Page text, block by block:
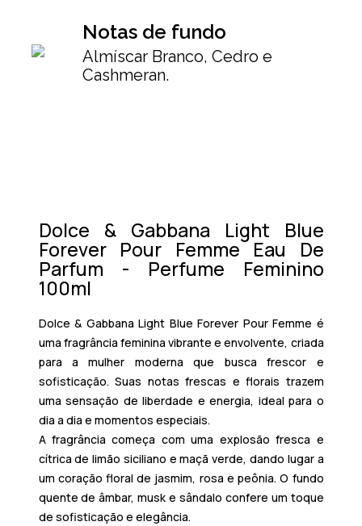
Notas de fundo
Almíscar Branco, Cedro e
Cashmeran.
Dolce & Gabbana Light Blue
Forever Pour Femme Eau De
Parfum - Perfume Feminino
100ml
Dolce & Gabbana Light Blue Forever Pour Femme é
uma fragrância feminina vibrante e envolvente, criada
para a mulher moderna que busca frescor e
sofisticação. Suas notas frescas e florais trazem
uma sensação de liberdade e energia, ideal para o
dia a dia e momentos especiais.
A fragrância começa com uma explosão fresca e
cítrica delimão siciliano emaçã verde, dando lugar a
um coração floral de jasmim, rosa epeônia. O fundo
quente deâmbar,musk e sândalo confere um toque
de sofisticação e elegância.